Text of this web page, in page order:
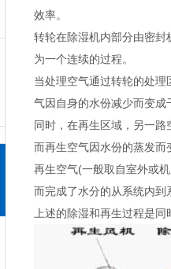
效率。
转轮在除湿机内部分由密
为一个连续的过程。
当处理空气通过转轮的处
气因自身的水份减少而变成
同时，在再生区域，另一
而再生空气因水份的蒸发而
再生空气(一般取自室外或
而完成了水分的从系统内到
上述的除湿和再生过程是